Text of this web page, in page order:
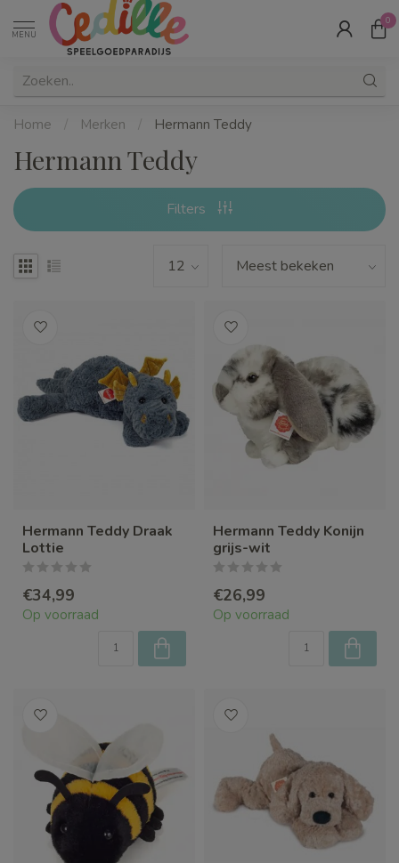
MENU
0
Home / Merken / Hermann Teddy
Hermann Teddy
Filters
Hermann Teddy Draak
Lottie
€34,99
Op voorraad
Hermann Teddy Konijn
grijs-wit
€26,99
Op voorraad